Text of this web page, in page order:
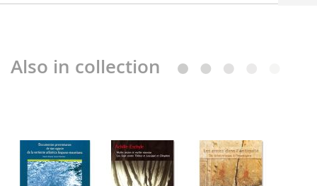
Also in collection